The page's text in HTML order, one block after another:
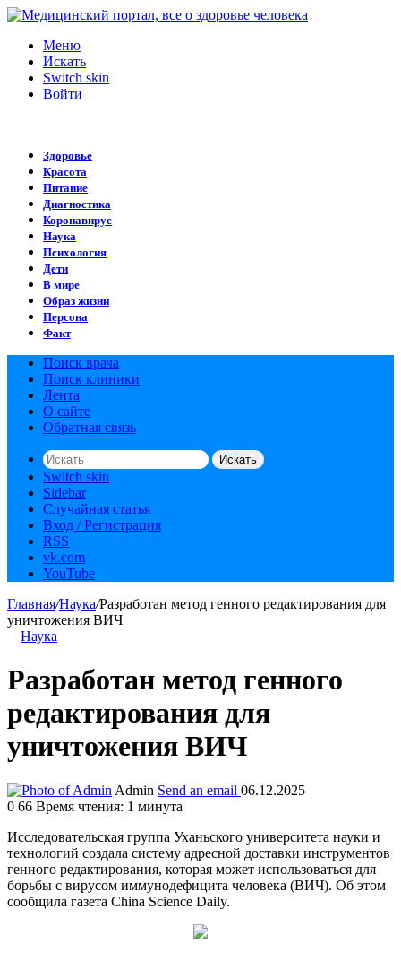
Меню
Искать
Switch skin
Войти
Здоровье
Красота
Питание
Диагностика
Коронавирус
Наука
Психология
Дети
В мире
Образ жизни
Персона
Факт
Поиск врача
Поиск клиники
Лента
О сайте
Обратная связь
Искать
Switch skin
Sidebar
Случайная статья
Вход / Регистрация
RSS
vk.com
YouTube
Главная/Наука/Разработан метод генного редактирования для
уничтожения ВИЧ
Наука
Разработан метод генного
редактирования для
уничтожения ВИЧ
Admin Send an email 06.12.2025
0 66 Время чтения: 1 минута
Исследовательская группа Уханьского университета науки и
технологий создала систему адресной доставки инструментов
генного редактирования, которая может использоваться для
борьбы с вирусом иммунодефицита человека (ВИЧ). Об этом
сообщила газета China Science Daily.